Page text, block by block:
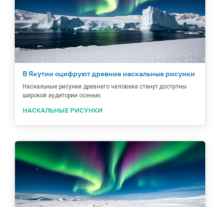
В Якутии оцифруют древние наскальные рисунки
Наскальные рисунки древнего человека станут доступны
широкой аудитории осенью.
НАСКАЛЬНЫЕ РИСУНКИ